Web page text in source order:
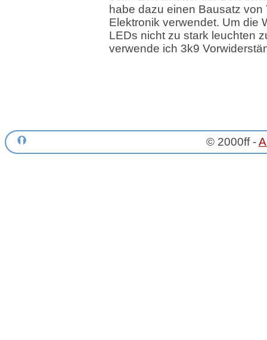
habe dazu einen Bausatz von
Elektronik verwendet. Um die
LEDs nicht zu stark leuchten
verwende ich 3k9
© 2000ff -